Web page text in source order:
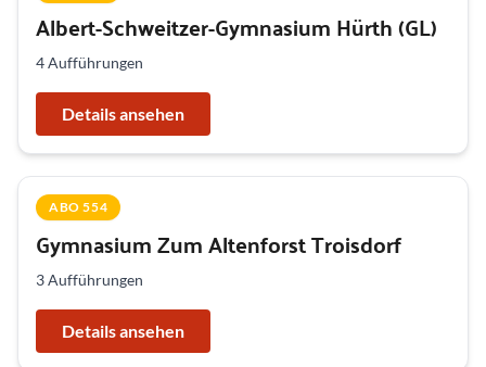
Albert-Schweitzer-Gymnasium Hürth (GL)
4 Aufführungen
Details ansehen
ABO 554
Gymnasium Zum Altenforst Troisdorf
3 Aufführungen
Details ansehen